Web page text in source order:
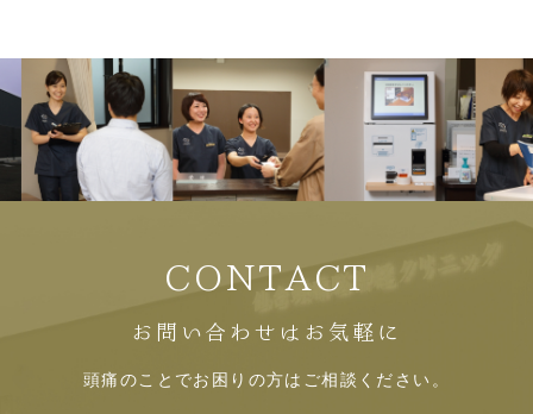
CONTACT
お問い合わせはお気軽に
頭痛のことでお困りの方はご相談ください。